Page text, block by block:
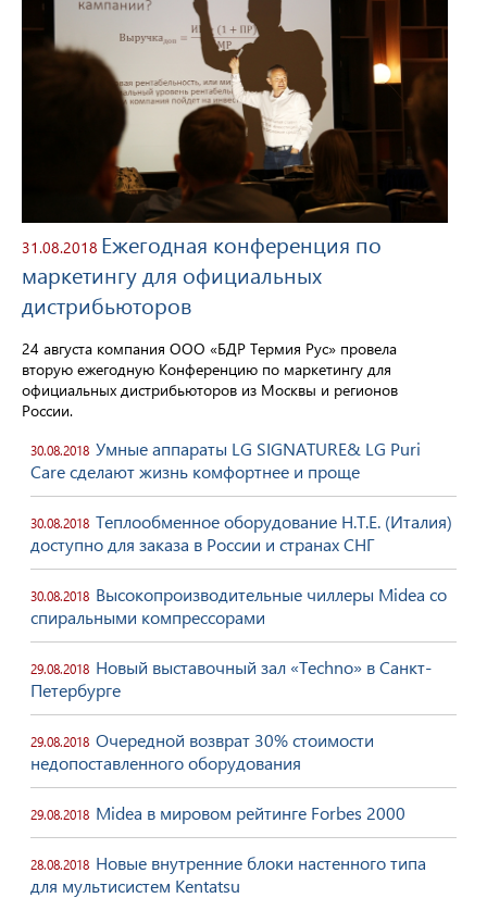
31.08.2018 Ежегодная конференция по
маркетингу для официальных
дистрибьюторов
24 августа компания ООО «БДР Термия Рус» провела
вторую ежегодную Конференцию по маркетингу для
официальных дистрибьюторов из Москвы и регионов
России.
30.08.2018 Умные аппараты LG SIGNATURE& LG Puri
Care сделают жизнь комфортнее и проще
30.08.2018 Теплообменное оборудование H.T.E. (Италия)
доступно для заказа в России и странах СНГ
30.08.2018 Высокопроизводительные чиллеры Midea со
спиральными компрессорами
29.08.2018 Новый выставочный зал «Techno» в Санкт-
Петербурге
29.08.2018 Очередной возврат 30% стоимости
недопоставленного оборудования
29.08.2018 Midea в мировом рейтинге Forbes 2000
28.08.2018 Новые внутренние блоки настенного типа
для мультисистем Kentatsu